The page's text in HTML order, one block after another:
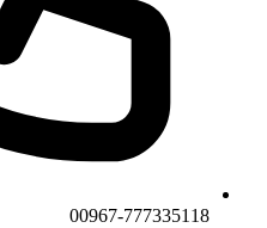
00967-777335118